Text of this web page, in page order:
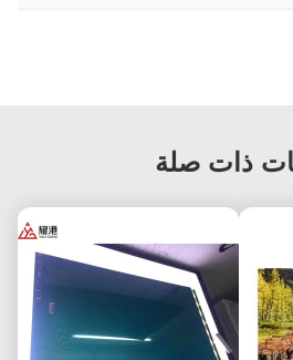
ذات صلة